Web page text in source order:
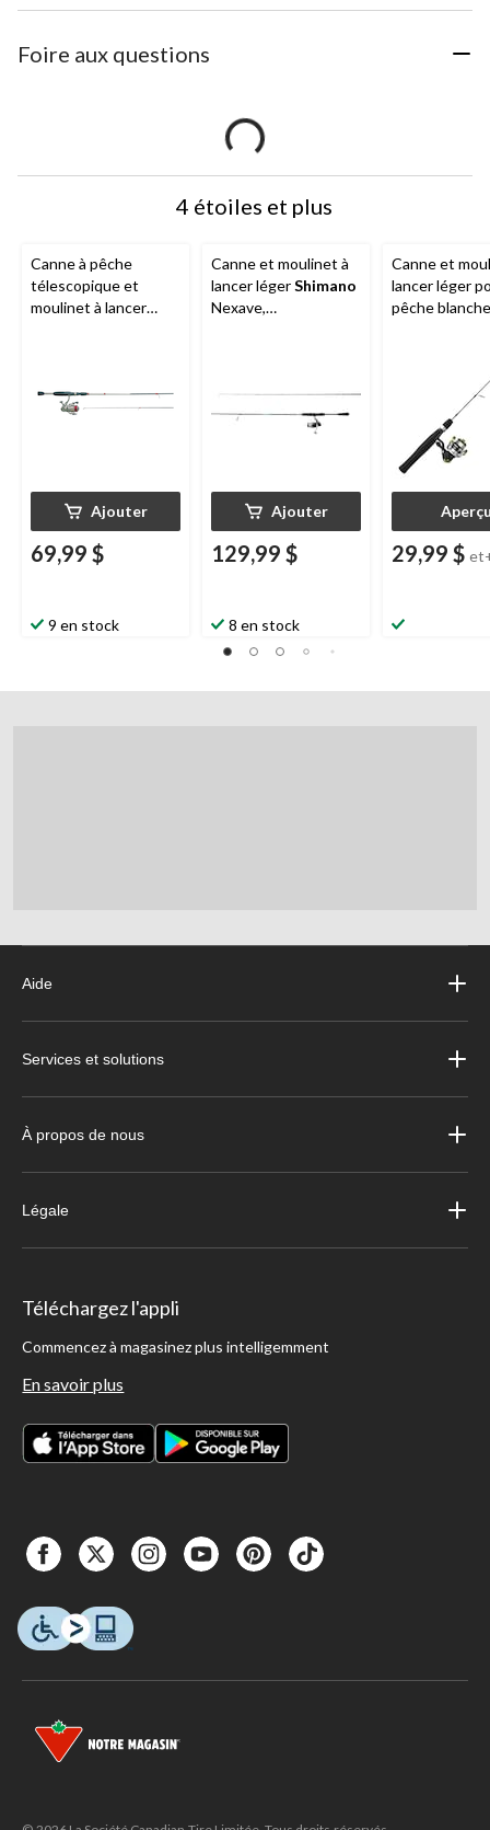
Foire aux questions
4 étoiles et plus
Canne à pêche
télescopique et
moulinet à lancer
Ajouter
69,99 $
9 en stock
Canne et moulinet à
lancer légerShimano
Nexave,
Ajouter
129,99 $
8 en stock
Canne et
lancer léger
pêche
29,99 $
Aide
Services et solutions
À propos de nous
Légale
Téléchargez l'appli
Commencez à magasinez plus intelligemment
En savoir plus